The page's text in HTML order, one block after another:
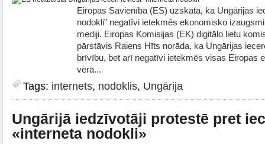
Eiropas Savienība (ES) uzskata, ka Ungārijas
nodokli” negatīvi ietekmēs ekonomisko
mediji. Eiropas Komisijas (EK) digitālo lietu
pārstāvis Raiens Hīts norāda, ka Ungārijas
brīvību, bet arī negatīvi ietekmēs visas Eiropas
vērā...
Tags: internets, nodoklis, Ungārija
Ungārijā iedzīvotāji protestē pret
«interneta nodokli»